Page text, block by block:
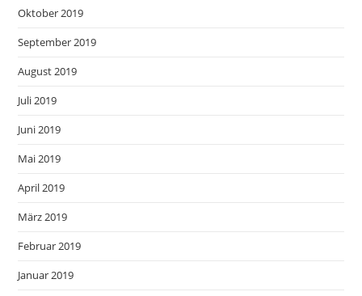
Oktober 2019
September 2019
August 2019
Juli 2019
Juni 2019
Mai 2019
April 2019
März 2019
Februar 2019
Januar 2019